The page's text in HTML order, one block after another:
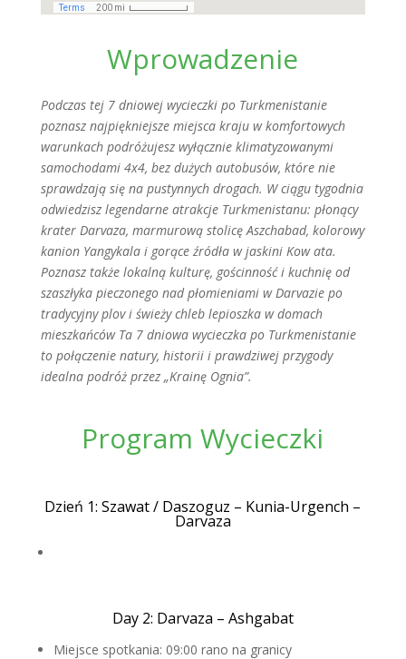
Wprowadzenie
Podczas tej 7 dniowej wycieczki po Turkmenistanie
poznasz najpiękniejsze miejsca kraju w komfortowych
warunkach podróżujesz wyłącznie klimatyzowanymi
samochodami 4x4, bez dużych autobusów, które nie
sprawdzają się na pustynnych drogach. W ciągu tygodnia
odwiedzisz legendarne atrakcje Turkmenistanu: płonący
krater Darvaza, marmurową stolicę Aszchabad, kolorowy
kanion Yangykala i gorące źródła w jaskini Kow ata.
Poznasz także lokalną kulturę, gościnność i kuchnię od
szaszłyka pieczonego nad płomieniami w Darvazie po
tradycyjny plov i świeży chleb lepioszka w domach
mieszkańców Ta 7 dniowa wycieczka po Turkmenistanie
to połączenie natury, historii i prawdziwej przygody
idealna podróż przez „Krainę Ognia”.
Program Wycieczki
Dzień 1: Szawat / Daszoguz – Kunia-Urgench –
Darvaza
Day 2: Darvaza – Ashgabat
Miejsce spotkania: 09:00 rano na granicy